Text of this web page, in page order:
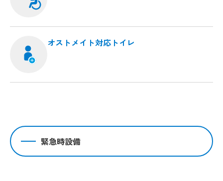
オストメイト対応トイレ
緊急時設備